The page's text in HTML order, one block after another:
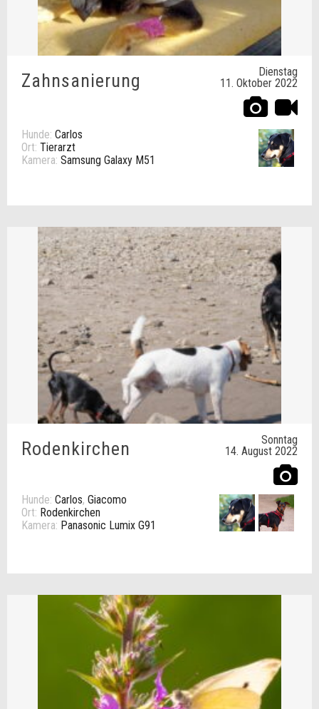
Dienstag
11. Oktober 2022
Zahnsanierung
Hunde: Carlos
Ort: Tierarzt
Kamera: Samsung Galaxy M51
Sonntag
14. August 2022
Rodenkirchen
Hunde: Carlos, Giacomo
Ort: Rodenkirchen
Kamera: Panasonic Lumix G91